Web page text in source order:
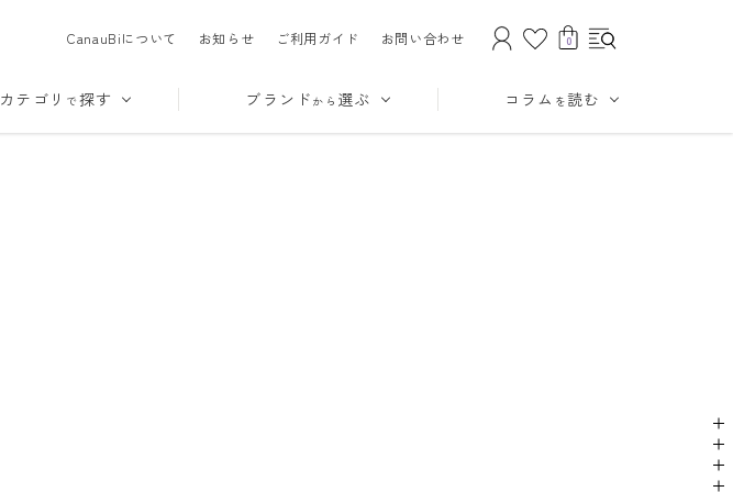
CanauBiについて お知らせ ご利用ガイド お問い合わせ 0
カテゴリ で探す ブランド から 選ぶ コラム を読む